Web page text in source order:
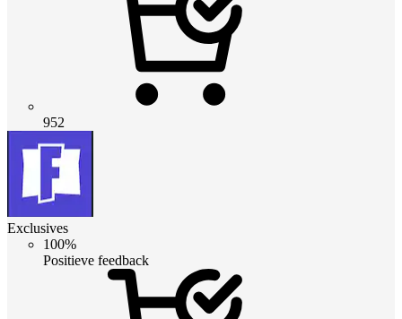
952
Exclusives
100%
Positieve feedback